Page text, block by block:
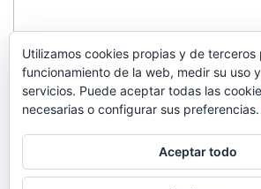
Utilizamos cookies propias y de
funcionamiento de la web, medir su uso
servicios. Puede aceptar todas las
necesarias o configurar sus preferencias.
Aceptar todo